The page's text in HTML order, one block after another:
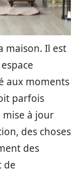
maison. Il est
aux moments
parfois
mise à jour
des choses
des
de